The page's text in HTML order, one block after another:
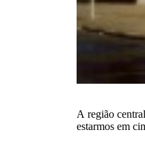
A região
estarmos em